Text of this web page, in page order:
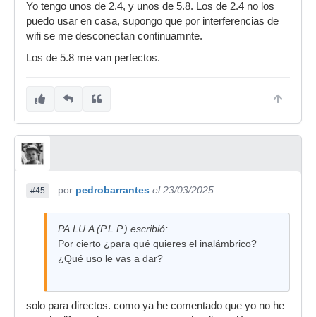
Yo tengo unos de 2.4, y unos de 5.8. Los de 2.4 no los
puedo usar en casa, supongo que por interferencias de
wifi se me desconectan continuamnte.
Los de 5.8 me van perfectos.
#45 por pedrobarrantes el 23/03/2025
PA.LU.A (P.L.P.) escribió:
Por cierto ¿para qué quieres el inalámbrico?
¿Qué uso le vas a dar?
solo para directos. como ya he comentado que yo no he